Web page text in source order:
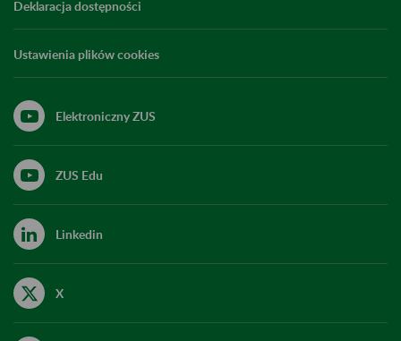
Deklaracja dostępności
Ustawienia plików cookies
Elektroniczny ZUS
ZUS Edu
Linkedin
X